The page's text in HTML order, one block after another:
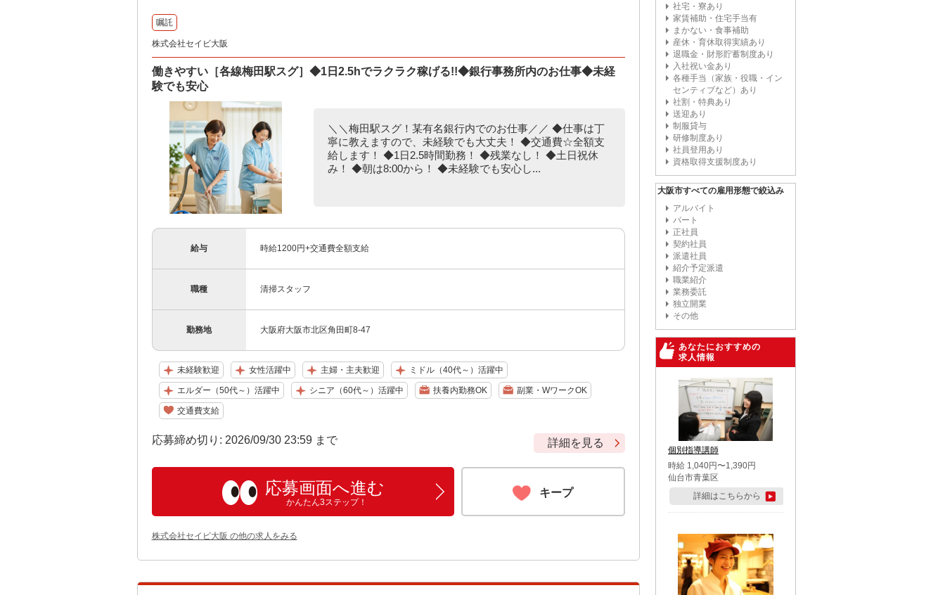
嘱託
株式会社セイビ大阪
働きやすい［各線梅田駅スグ］◆1日2.5hでラクラク稼げる!!◆銀行事務所内のお仕事◆未経
験でも安心
＼＼梅田駅スグ！某有名銀行内でのお仕事／／ ◆仕事は丁
寧に教えますので、未経験でも大丈夫！ ◆交通費☆全額支
給します！ ◆1日2.5時間勤務！ ◆残業なし！ ◆土日祝休
み！ ◆朝は8:00から！ ◆未経験でも安心し...
給与 時給1200円+交通費全額支給
職種 清掃スタッフ
勤務地 大阪府大阪市北区角田町8-47
未経験歓迎 女性活躍中 主婦・主夫歓迎 ミドル（40代～）活躍中
エルダー（50代～）活躍中 シニア（60代～）活躍中 扶養内勤務OK 副業・WワークOK
交通費支給
応募締め切り: 2026/09/30 23:59 まで 詳細を見る
応募画面へ進む
かんたん3ステップ！
キープ
株式会社セイビ大阪 の他の求人をみる
社宅・寮あり
家賃補助・住宅手当有
まかない・食事補助
産休・育休取得実績あり
退職金・財形貯蓄制度あり
入社祝い金あり
各種手当（家族・役職・イン
センティブなど）あり
社割・特典あり
送迎あり
制服貸与
研修制度あり
社員登用あり
資格取得支援制度あり
大阪市すべての雇用形態で絞込み
アルバイト
パート
正社員
契約社員
派遣社員
紹介予定派遣
職業紹介
業務委託
独立開業
その他
あなたにおすすめの
求人情報
個別指導講師
時給 1,040円〜1,390円
仙台市青葉区
詳細はこちらから